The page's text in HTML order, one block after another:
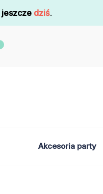
dziś.
Akcesoria party